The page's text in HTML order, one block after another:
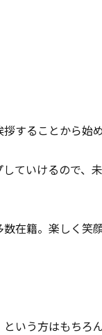
することから始
ていけるので、
在籍。楽しく笑
いう方はもち